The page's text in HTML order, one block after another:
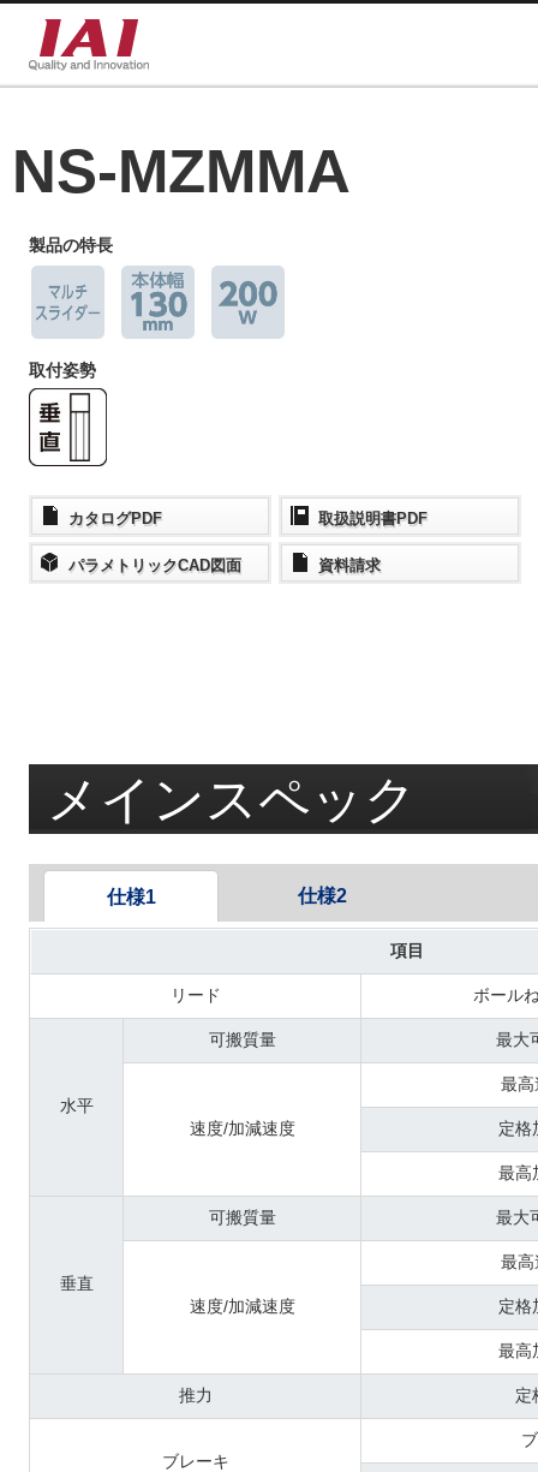
NS-MZMMA
製品の特長
取付姿勢
カタログPDF 取扱説明書PDF
パラメトリックCAD図面 資料請求
メインスペック
仕様1
項目
リード ボール
水平
可搬質量 最大
速度/加減速度
最高
定格
最高
垂直
可搬質量 最大
速度/加減速度
最高
定格
最高
推力 定
ブレーキ
仕様2